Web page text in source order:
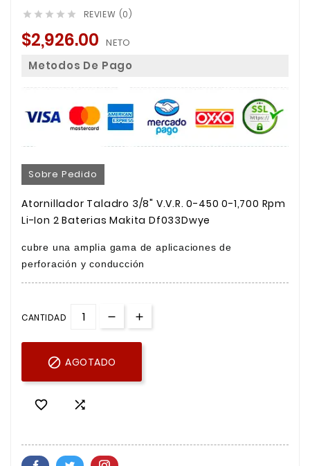
     REVIEW (0)
$2,926.00 NETO
Metodos De Pago
Sobre Pedido
Atornillador Taladro 3/8" V.V.R. 0-450 0-1,700 Rpm
Li-Ion 2 Baterias Makita Df033Dwye
cubre una amplia gama de aplicaciones de
perforación y conducción
CANTIDAD
 AGOTADO
 